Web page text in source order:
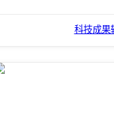
科技成果